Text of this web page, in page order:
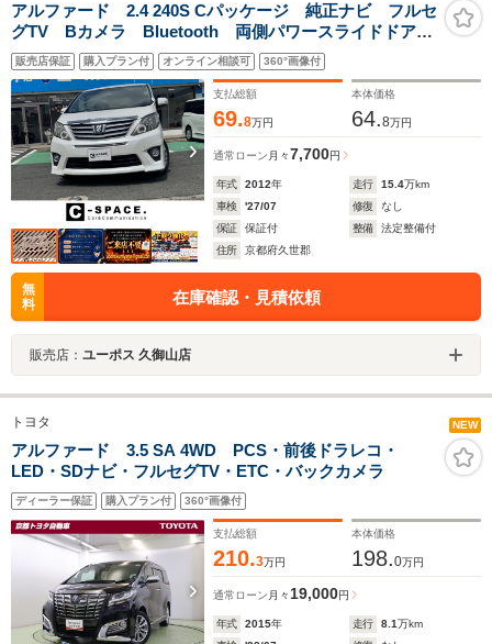
アルファード 2.4 240S Cパッケージ 純正ナビ フルセ
グTV Bカメラ Bluetooth 両側パワースライドドア
ツインムーンルーフ 純正フリップダウンモニター ク
ルーズコントロール パワーバックドア ドライブレコ
ーダー ETC
販売店保証 購入プラン付 オンライン相談可 360°画像付
支払総額
69.8万円
本体価格
64.8万円
通常ローン 月々7,700円
年式 2012年 走行 15.4万km
車検
'27/07 修復
なし
保証
保証付 整備
法定整備付
住所
京都府久世郡
無
料
在庫確認・見積依頼
販売店： ユーポス 久御山店
トヨタ NEW
アルファード 3.5 SA 4WD PCS・前後ドラレコ・
LED・SDナビ・フルセグTV・ETC・バックカメラ
ディーラー保証 購入プラン付 360°画像付
支払総額
210.3万円
本体価格
198.0万円
通常ローン 月々19,000円
年式 2015年 走行 8.1万km